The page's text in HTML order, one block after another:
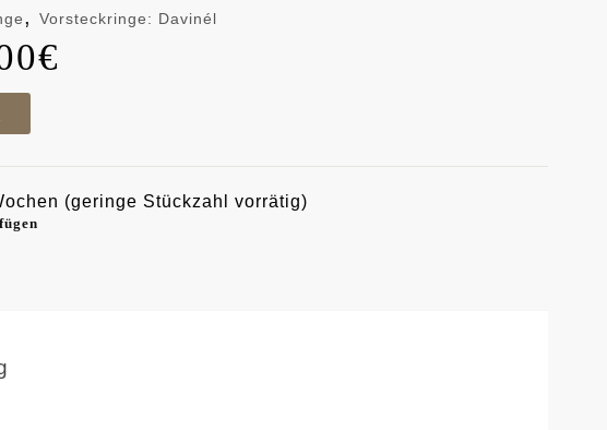
, Vorsteckringe: Davinél
€
(geringe Stückzahl vorrätig)